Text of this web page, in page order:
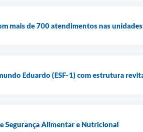
mais de 700 atendimentos nas
Eduardo (ESF-1) com estrutura
Segurança Alimentar e Nutricional